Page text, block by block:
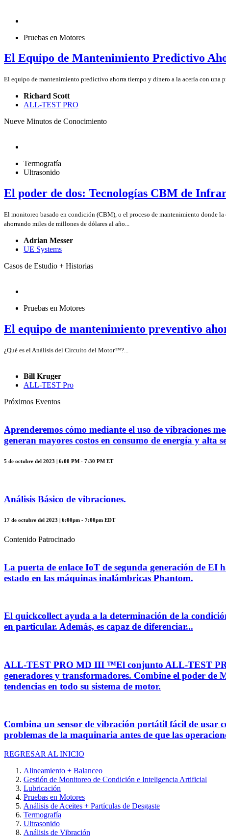
Pruebas en Motores
El Equipo de Mantenimiento Predictivo
El equipo de mantenimiento predictivo ahorra tiempo y dinero a la acería con una
Richard Scott
ALL-TEST PRO
Nueve Minutos de Conocimiento
Termografía
Ultrasonido
El poder de dos: Tecnologías CBM de
El monitoreo basado en condición (CBM), o el proceso de mantenimiento donde
ahorrando miles de millones de dólares al año...
Adrian Messer
UE Systems
Casos de Estudio + Historias
Pruebas en Motores
El equipo de mantenimiento preventivo
¿Qué es el Análisis del Circuito del Motor™?...
Bill Kruger
ALL-TEST Pro
Próximos Eventos
Aprenderemos cómo mediante el uso de vibraciones
generan mayores costos en consumo de energía y alta
5 de octubre del 2023 | 6:00 PM - 7:30 PM ET
Análisis Básico de vibraciones.
17 de octubre del 2023 | 6:00pm - 7:00pm EDT
Contenido Patrocinado
La puerta de enlace IoT de segunda generación de EI
estado en las máquinas inalámbricas Phantom.
El quickcollect ayuda a la determinación de la
en particular. Además, es capaz de diferenciar...
ALL-TEST PRO MD III ™El conjunto ALL-TEST
generadores y transformadores. Combine el poder
tendencias en todo su sistema de motor.
Combina un sensor de vibración portátil fácil de usar
problemas de la maquinaria antes de que las
REGRESAR AL INICIO
Alineamiento + Balanceo
Gestión de Monitoreo de Condición e Inteligencia Artificial
Lubricación
Pruebas en Motores
Análisis de Aceites + Partículas de Desgaste
Termografía
Ultrasonido
Análisis de Vibración